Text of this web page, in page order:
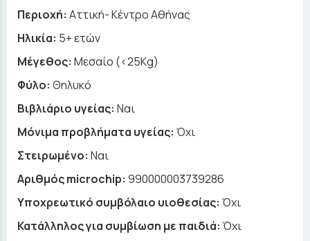
Περιοχή: Αττική- Κέντρο Αθήνας
Ηλικία: 5+ ετών
Μέγεθος: Μεσαίο (<25Kg)
Φύλο: Θηλυκό
Βιβλιάριο υγείας: Ναι
Μόνιμα προβλήματα υγείας: Όχι
Στειρωμένο: Ναι
Αριθμός microchip: 990000003739286
Υποχρεωτικό συμβόλαιο υιοθεσίας: Όχι
Κατάλληλος για συμβίωση με παιδιά: Όχι